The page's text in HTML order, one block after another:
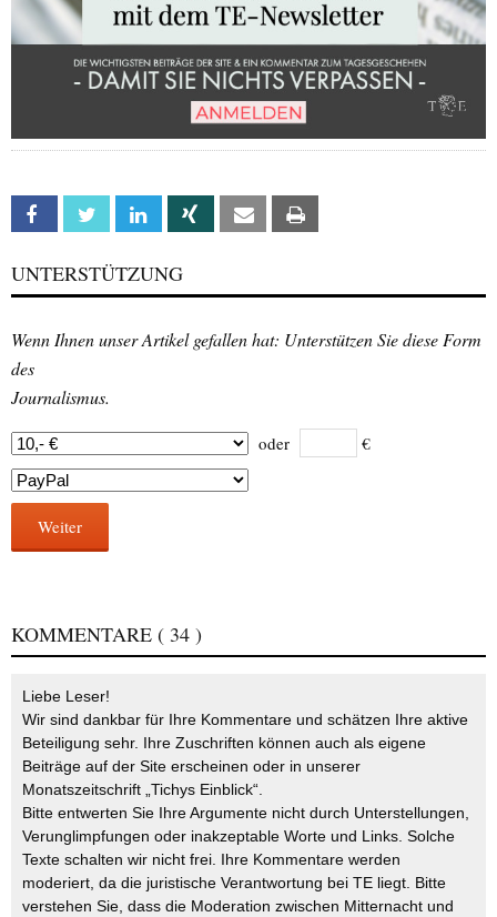
Facebook Twitter Linkedin Xing Email
UNTERSTÜTZUNG
Wenn Ihnen unser Artikel gefallen hat: Unterstützen Sie diese Form
des
Journalismus.
oder €
Weiter
KOMMENTARE ( 34 )
Liebe Leser!
Wir sind dankbar für Ihre Kommentare und schätzen Ihre aktive
Beteiligung sehr. Ihre Zuschriften können auch als eigene
Beiträge auf der Site erscheinen oder in unserer
Monatszeitschrift „Tichys Einblick“.
Bitte entwerten Sie Ihre Argumente nicht durch Unterstellungen,
Verunglimpfungen oder inakzeptable Worte und Links. Solche
Texte schalten wir nicht frei. Ihre Kommentare werden
moderiert, da die juristische Verantwortung bei TE liegt. Bitte
verstehen Sie, dass die Moderation zwischen Mitternacht und